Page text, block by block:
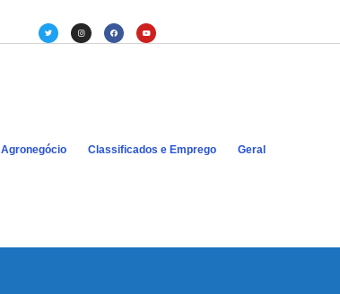
Agronegócio Classificados e Emprego Geral